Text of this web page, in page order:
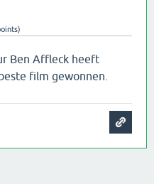
Ben Affleck heeft
film gewonnen.